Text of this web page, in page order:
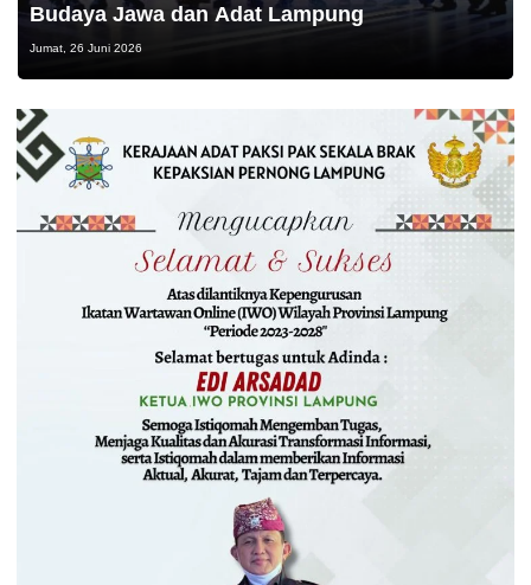
Budaya Jawa dan Adat Lampung
Jumat, 26 Juni 2026